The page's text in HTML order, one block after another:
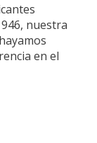
nuestra
en el